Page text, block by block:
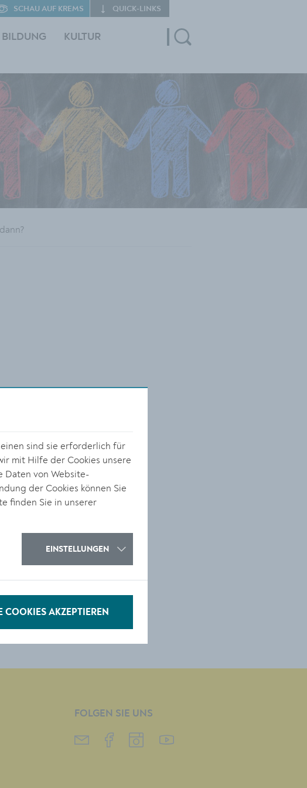
BILDUNG KULTUR
SCHAU AUF KREMS QUICK‑LINKS
FOLGEN SIE UNS
sind sie erforderlich für
mit Hilfe der Cookies unsere
Daten von Website-
der Cookies können Sie
finden Sie in unserer
EINSTELLUNGEN
COOKIES AKZEPTIEREN